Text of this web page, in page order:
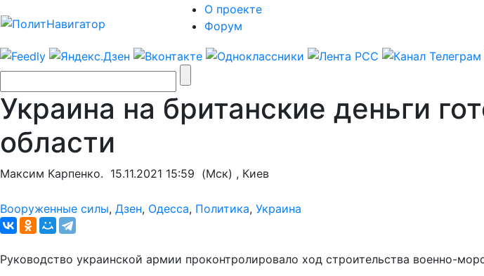
О проекте
Форум
Украина на британские деньги
области
Максим Карпенко. 15.11.2021 15:59 (Мск) , Киев
Вооруженные силы, Дзен, Одесса, Политика, Украина
Руководство украинской армии проконтролировало ход строительства военно-